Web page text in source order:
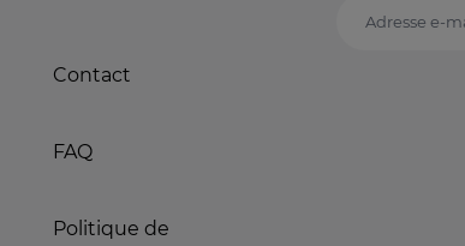
Contact
FAQ
Politique de
Adresse e-